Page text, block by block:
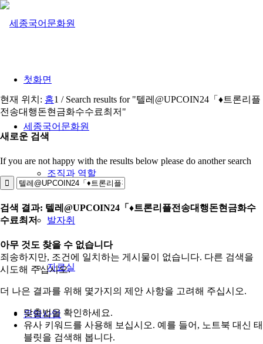
첫화면
세종국어문화원
조직과 역할
발자취
자료실
운영사업
현재 위치: 홈1 / Search results for "텔레@UPCOIN24「♦트론리플
전송대행돈현금화수수료최저"
새로운 검색
If you are not happy with the results below please do another search
검색 결과: 텔레@UPCOIN24「♦트론리플전송대행돈현금화수
수료최저
아무 것도 찾을 수 없습니다
죄송하지만, 조건에 일치하는 게시물이 없습니다. 다른 검색을
시도해 주십시오.
더 나은 결과를 위해 몇가지의 제안 사항을 고려해 주십시오.
맞춤법을 확인하세요.
유사 키워드를 사용해 보십시오. 예를 들어, 노트북 대신 태
블릿을 검색해 봅니다.